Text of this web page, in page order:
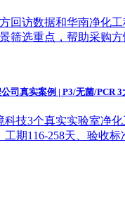
回访数据和华南净化
筛选重点，帮助采购
司真实案例 | P3/无菌/PCR
科技3个真实实验室净
工期116-258天、验收